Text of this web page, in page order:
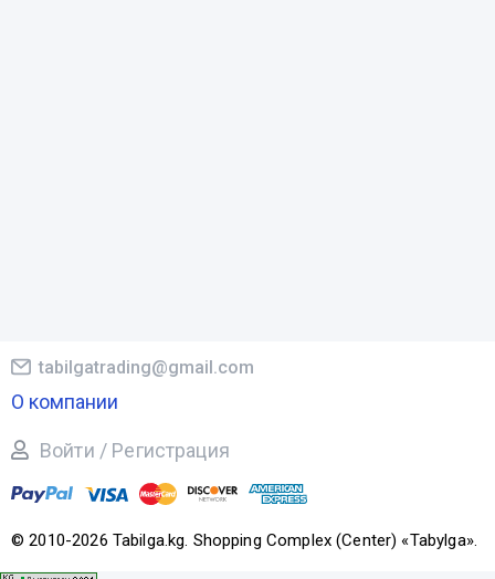
© 2010-2026 Tabilga.kg. Shopping Complex (Center) «Tabylga».
tabilgatrading@gmail.com
О компании
Войти / Регистрация